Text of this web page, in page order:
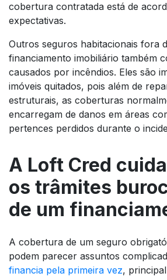
cobertura contratada está de
expectativas.
Outros seguros habitacionais fora
financiamento imobiliário também
causados por incêndios. Eles são
imóveis quitados, pois além de
estruturais, as coberturas
encarregam de danos em áreas
pertences perdidos durante o
A Loft Cred
os trâmites
de um
A cobertura de um seguro
podem parecer assuntos
financia pela primeira vez,